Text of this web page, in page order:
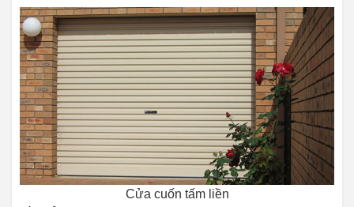
Cửa cuốn tấm liền